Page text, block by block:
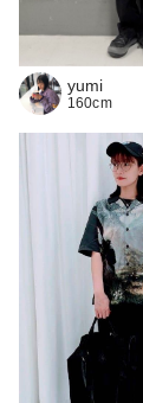
yumi
160cm